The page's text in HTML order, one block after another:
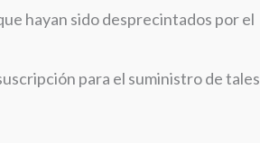
hayan sido desprecintados por el
para el suministro de tales